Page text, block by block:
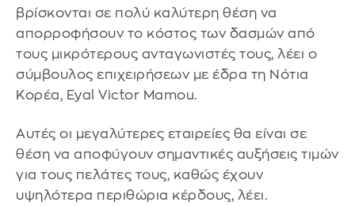
βρίσκονται σε πολύ καλύτερη θέση να
απορροφήσουν το κόστος των δασμών από
τους μικρότερους ανταγωνιστές τους, λέει ο
σύμβουλος επιχειρήσεων με έδρα τη Νότια
Κορέα, Eyal Victor Mamou.
Αυτές οι μεγαλύτερες εταιρείες θα είναι σε
θέση να αποφύγουν σημαντικές αυξήσεις τιμών
για τους πελάτες τους, καθώς έχουν
υψηλότερα περιθώρια κέρδους, λέει.